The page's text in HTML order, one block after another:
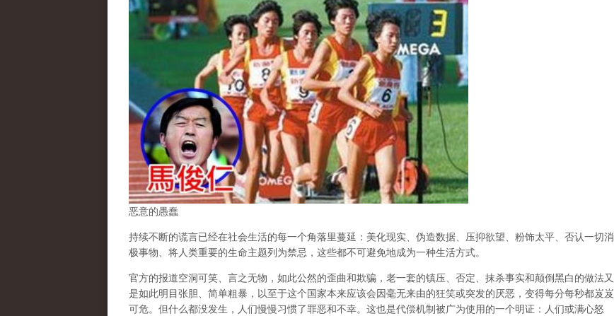
恶意的愚蠢
持续不断的谎言已经在社会生活的每一个角落里蔓延：美化现实、伪造数据、压抑欲望、粉饰太平、否认一切消
极事物、将人类重要的生命主题列为禁忌，这些都不可避免地成为一种生活方式。
官方的报道空洞可笑、言之无物，如此公然的歪曲和欺骗，老一套的镇压、否定、抹杀事实和颠倒黑白的做法又
是如此明目张胆、简单粗暴，以至于这个国家本来应该会因毫无来由的狂笑或突发的厌恶，变得每分每秒都岌岌
可危。但什么都没发生，人们慢慢习惯了罪恶和不幸。这也是代偿机制被广为使用的一个明证：人们或满心怒